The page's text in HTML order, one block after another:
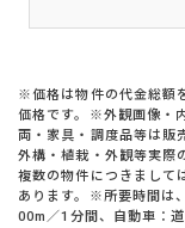
※価格は物件の代金総額
価格です。※外観画像・
両・家具・調度品等は販
外構・植栽・外観等実際
複数の物件につきまして
あります。※所要時間は
00m／1分間、自動車：